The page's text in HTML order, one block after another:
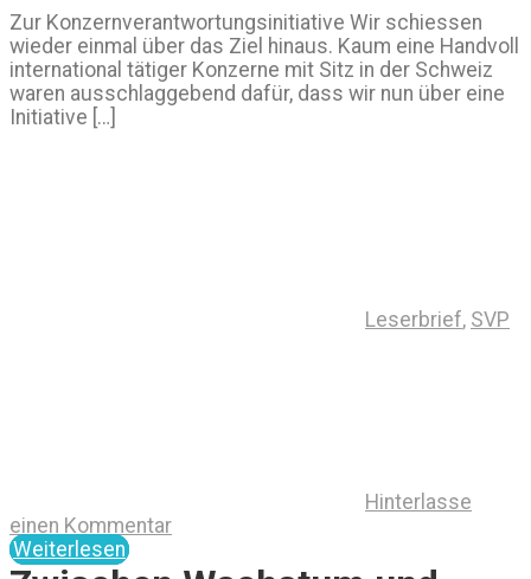
Zur Konzernverantwortungsinitiative Wir schiessen
wieder einmal über das Ziel hinaus. Kaum eine Handvoll
international tätiger Konzerne mit Sitz in der Schweiz
waren ausschlaggebend dafür, dass wir nun über eine
Initiative […]
Leserbrief, SVP
Hinterlasse
einen Kommentar
Weiterlesen